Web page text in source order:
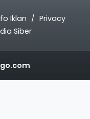
Iklan
Privacy
Siber